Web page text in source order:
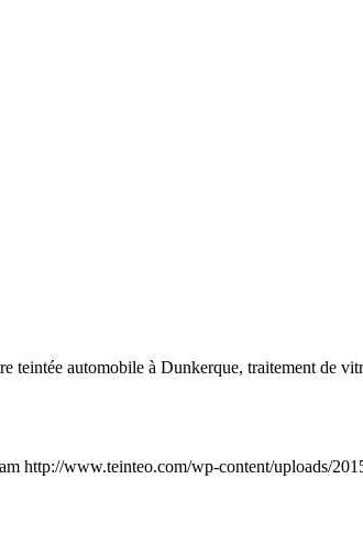
automobile à Dunkerque, traitement de
http://www.teinteo.com/wp-content/uploads/